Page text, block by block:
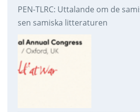
PEN-TLRC: Uttalande om de
sen samiska litteraturen